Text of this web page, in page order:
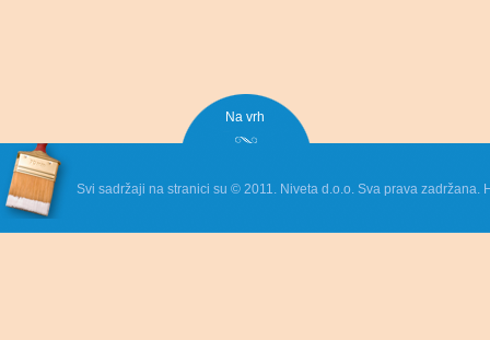
Na vrh
Svi sadržaji na stranici su © 2011. Niveta d.o.o. Sva prava zadržana.